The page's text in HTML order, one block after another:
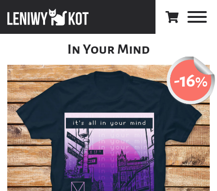
In Your Mind
-16%